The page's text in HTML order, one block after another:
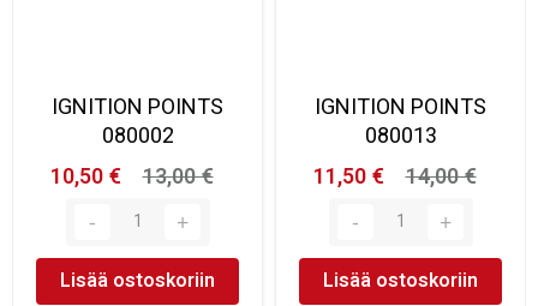
IGNITION POINTS
080002
10,50 €
13,00 €
Lisää ostoskoriin
IGNITION POINTS
080013
11,50 €
14,00 €
Lisää ostoskoriin